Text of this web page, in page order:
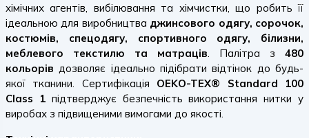
хімічних агентів, вибілювання та хімчистки, що робить її
ідеальною для виробництва джинсового одягу, сорочок,
костюмів, спецодягу, спортивного одягу, білизни,
меблевого текстилю та матраців. Палітра з 480
кольорів дозволяє ідеально підібрати відтінок до будь-
якої тканини. Сертифікація OEKO-TEX® Standard 100
Class 1підтверджує безпечність використання нитки у
виробах з підвищеними вимогами до якості.